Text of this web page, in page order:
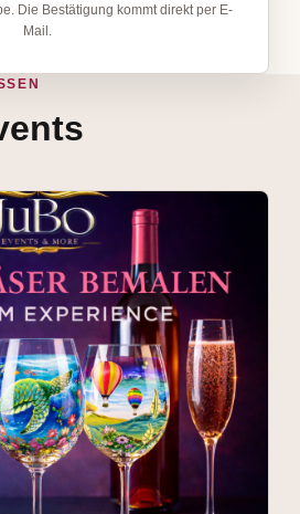
Die Bestätigung kommt direkt per E-
Mail.